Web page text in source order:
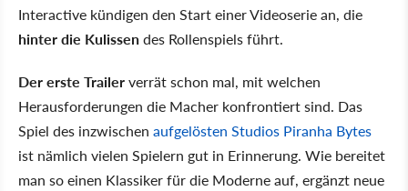
Interactive kündigen den Start einer Videoserie an, die
hinter die Kulissendes Rollenspiels führt.
Der erste Trailerverrät schon mal, mit welchen
Herausforderungen die Macher konfrontiert sind. Das
Spiel des inzwischen aufgelösten Studios Piranha Bytes
ist nämlich vielen Spielern gut in Erinnerung. Wie bereitet
man so einen Klassiker für die Moderne auf, ergänzt neue